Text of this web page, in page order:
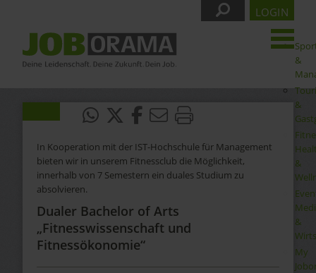
&
&
&
&
My
LOGIN
In Kooperation mit der IST-Hochschule für Management
bieten wir in unserem Fitnessclub die Möglichkeit,
innerhalb von 7 Semestern ein duales Studium zu
absolvieren.
Dualer Bachelor of Arts
„Fitnesswissenschaft und
Fitnessökonomie“